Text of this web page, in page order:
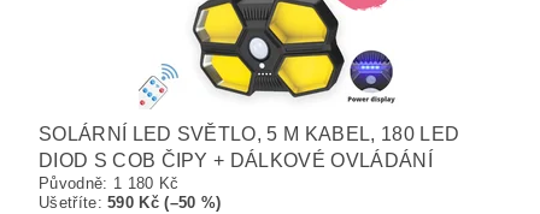
SOLÁRNÍ LED SVĚTLO, 5 M KABEL, 180 LED
DIOD S COB ČIPY + DÁLKOVÉ OVLÁDÁNÍ
Původně: 1 180 Kč
Ušetříte:590 Kč (–50 %)